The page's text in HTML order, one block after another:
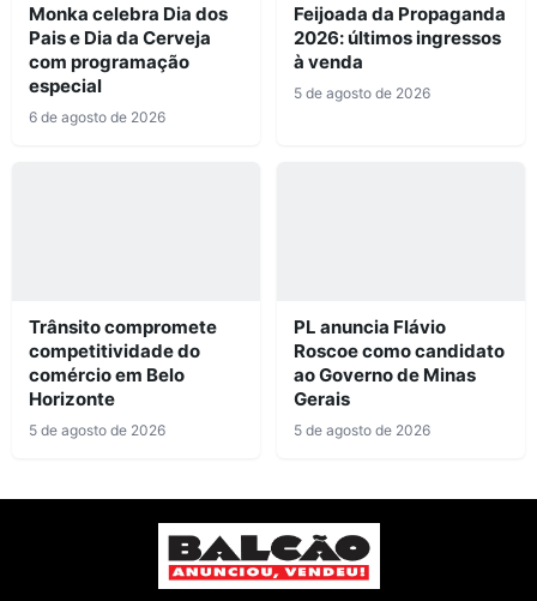
Monka celebra Dia dos
Pais e Dia da Cerveja
com programação
especial
6 de agosto de 2026
Feijoada da Propaganda
2026: últimos ingressos
à venda
5 de agosto de 2026
Trânsito compromete
competitividade do
comércio em Belo
Horizonte
5 de agosto de 2026
PL anuncia Flávio
Roscoe como candidato
ao Governo de Minas
Gerais
5 de agosto de 2026